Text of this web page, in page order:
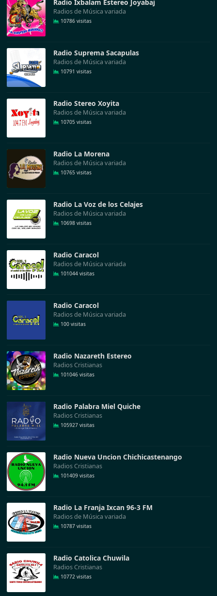
Radio Ixbalam Estereo Joyabaj
Radios de Música variada
10786 visitas
Radio Suprema Sacapulas
Radios de Música variada
10791 visitas
Radio Stereo Xoyita
Radios de Música variada
10705 visitas
Radio La Morena
Radios de Música variada
10765 visitas
Radio La Voz de los Celajes
Radios de Música variada
10698 visitas
Radio Caracol
Radios de Música variada
101044 visitas
Radio Caracol
Radios de Música variada
100 visitas
Radio Nazareth Estereo
Radios Cristianas
101046 visitas
Radio Palabra Miel Quiche
Radios Cristianas
105927 visitas
Radio Nueva Uncion Chichicastenango
Radios Cristianas
101409 visitas
Radio La Franja Ixcan 96-3 FM
Radios de Música variada
10787 visitas
Radio Catolica Chuwila
Radios Cristianas
10772 visitas